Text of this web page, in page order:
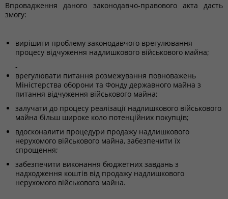
Впровадження даного законодавчо-правового акта дасть
змогу:
вирішити проблему законодавчого врегулювання
процесу відчуження надлишкового військового майна;
-
врегулювати питання розмежування повноважень
Міністерства оборони та Фонду державного майна з
питання відчуження військового майна;
залучати до процесу реалізації надлишкового військового
майна більш широке коло потенційних покупців;
вдосконалити процедури продажу надлишкового
нерухомого військового майна, забезпечити їх
спрощення;
забезпечити виконання бюджетних завдань з
надходження коштів від продажу надлишкового
нерухомого військового майна.